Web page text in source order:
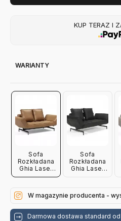
KUP TERAZ I
WARIANTY
Sofa
Rozkładana
Ghia Laser
Fanual
Innovation
Sofa
Rozkładana
Ghia Laser
W magazynie producenta -
Darmowa dostawa standard od